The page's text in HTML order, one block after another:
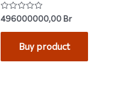
Rated
0
out
496000000,00Br
Buy product